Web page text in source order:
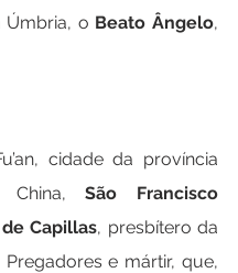
Úmbria, o Beato Ângelo,
cidade da província
China, São Francisco
Capillas, presbítero da
e mártir, que,